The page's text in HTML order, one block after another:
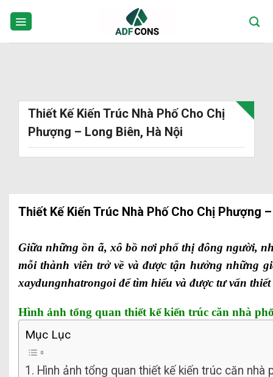
Thiết Kế Kiến Trúc Nhà Phố Cho Chị
Phượng – Long Biên, Hà Nội
Thiết Kế Kiến Trúc Nhà Phố Cho Chị Phượng
Giữa những ồn ã, xô bồ nơi phố thị đông người,
mỗi thành viên trở về và được tận hưởng những
xaydungnhatrongoi để tìm hiểu và được tư vấn
Hình ảnh tổng quan thiết kế kiến trúc căn nhà
Mục Lục
Hình ảnh tổng quan thiết kế kiến trúc căn nhà